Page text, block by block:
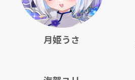
月姫うさ